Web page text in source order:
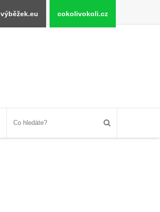
výběžek.eu cokolivokoli.cz